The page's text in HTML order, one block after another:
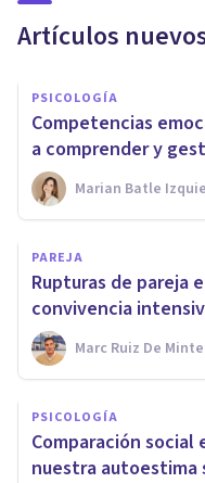
Artículos
PSICOLOGÍA
Competencias
a comprender y
Marian Batle
PAREJA
Rupturas de pareja
convivencia
Marc Ruiz De
PSICOLOGÍA
Comparación social
nuestra autoestima